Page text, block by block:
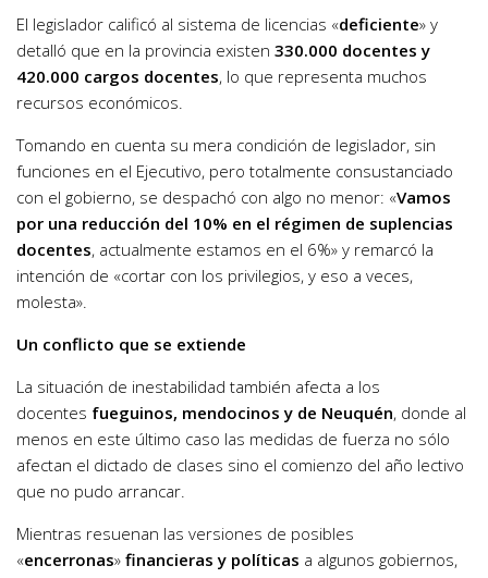
El legislador calificó al sistema de licencias «deficiente» y
detalló que en la provincia existen 330.000 docentes y
420.000 cargos docentes, lo que representa muchos
recursos económicos.
Tomando en cuenta su mera condición de legislador, sin
funciones en el Ejecutivo, pero totalmente consustanciado
con el gobierno, se despachó con algo no menor: «Vamos
por una reducción del 10% en el régimen de suplencias
docentes, actualmente estamos en el 6%» y remarcó la
intención de «cortar con los privilegios, y eso a veces,
molesta».
Un conflicto que se extiende
La situación de inestabilidad también afecta a los
docentes fueguinos, mendocinos y de Neuquén, donde al
menos en este último caso las medidas de fuerza no sólo
afectan el dictado de clases sino el comienzo del año lectivo
que no pudo arrancar.
Mientras resuenan las versiones de posibles
«encerronas» financieras y políticas a algunos gobiernos,